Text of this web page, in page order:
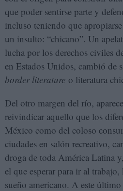
que poder sentirse parte y
incluso teniendo que
un insulto: “chicano”. Un
lucha por los derechos civiles
en Estados Unidos, cambió de
border literature o literatura
Del otro margen del río,
reivindicar aquello que los
México como del coloso
ciudades en salón recreativo,
droga de toda América Latina
el que esperar para ir al
sueño americano. A este